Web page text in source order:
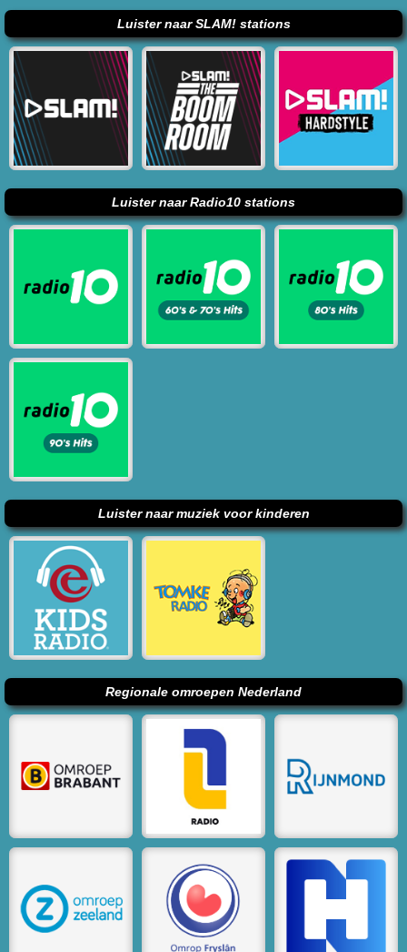
Luister naar SLAM! stations
Luister naar Radio10 stations
Luister naar muziek voor kinderen
Regionale omroepen Nederland